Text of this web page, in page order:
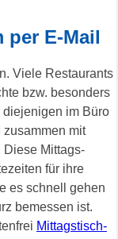
per E-Mail
Viele Restaurants
bzw. besonders
im Büro
mit
Diese Mittags-
für ihre
es schnell gehen
bemessen ist.
Mittagstisch-